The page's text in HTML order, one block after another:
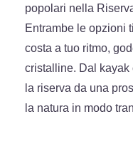
popolari nella
Entrambe le opzioni
costa a tuo ritmo,
cristalline. Dal kayak
la riserva da una
la natura in modo